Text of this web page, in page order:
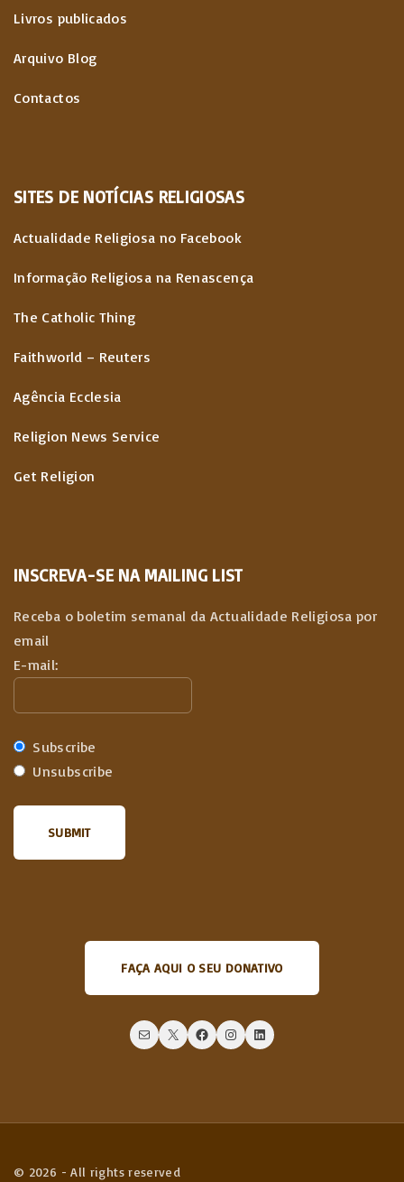
Livros publicados
Arquivo Blog
Contactos
SITES DE NOTÍCIAS RELIGIOSAS
Actualidade Religiosa no Facebook
Informação Religiosa na Renascença
The Catholic Thing
Faithworld – Reuters
Agência Ecclesia
Religion News Service
Get Religion
INSCREVA-SE NA MAILING LIST
Receba o boletim semanal da Actualidade Religiosa por
email
E-mail:
Subscribe
Unsubscribe
FAÇA AQUI O SEU DONATIVO
Mail X Facebook Instagram LinkedIn
© 2026 - All rights reserved